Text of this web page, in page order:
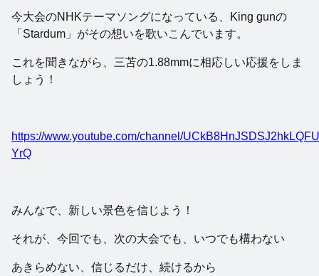
今大会のNHKテーマソングになっている、King gunの
「Stardum」がその想いを歌いこんでいます。
これを聞きながら、三苫の1.88mmに相応しい応援をしま
しょう！
https://www.youtube.com/channel/
YrQ
みんなで、新しい景色を信じよう！
それが、今回でも、次の大会でも、いつでも構わない
あきらめない、信じるだけ、続けるから